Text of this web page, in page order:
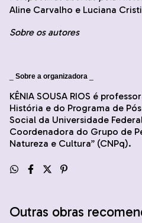
Aline Carvalho e Luciana
Sobre os autores
Sobre a organizadora
KÊNIA SOUSA RIOS é
História e do Programa de
Social da Universidade
Coordenadora do Grupo de
Natureza e Cultura” (CNPq).
Outras obras